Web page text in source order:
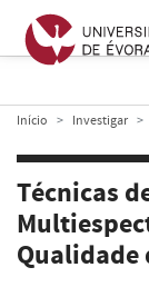
Início Investigar
Técnicas
Qualidade